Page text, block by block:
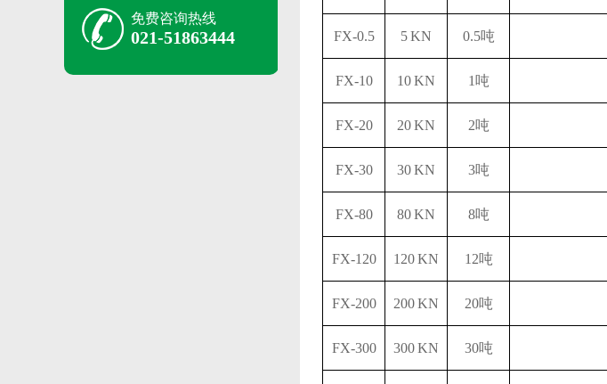
免费咨询热线
021-51863444 FX-0.5 5 KN 0.5吨
FX-10 10 KN 1吨
FX-20 20 KN 2吨
FX-30 30 KN 3吨
FX-80 80 KN 8吨
FX-120 1 20 KN 1 2吨
FX-200 200 KN 20吨
FX-300 300 KN 30吨